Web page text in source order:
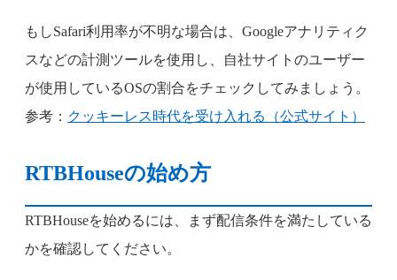
もしSafari利用率が不明な場合は、Googleアナリティク
スなどの計測ツールを使用し、自社サイトのユーザー
が使用しているOSの割合をチェックしてみましょう。
参考： クッキーレス時代を受け入れる（公式サイト）
RTBHouseの始め方
RTBHouseを始めるには、まず配信条件を満たしている
かを確認してください。